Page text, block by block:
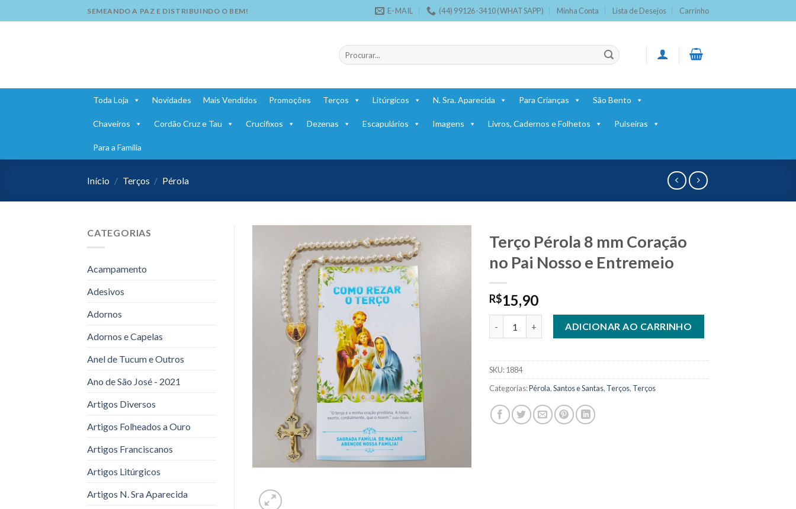
to
SEMEANDO A PAZ E DISTRIBUINDO O BEM! E-MAIL (44) 99126-3410 (WHATSAPP) Minha Conta Lista de Desejos Carrinho
Pesquisar
por:
Toda Loja Novidades Mais Vendidos Promoções Terços Litúrgicos N. Sra. Aparecida Para Crianças São Bento
Chaveiros Cordão Cruz e Tau Crucifixos Dezenas Escapulários Imagens Livros, Cadernos e Folhetos Pulseiras
Para a Família
Início / Terços / Pérola
CATEGORIAS
Acampamento
Adesivos
Adornos
Adornos e Capelas
Anel de Tucum e Outros
Ano de São José - 2021
Artigos Diversos
Artigos Folheados a Ouro
Artigos Franciscanos
Artigos Litúrgicos
Artigos N. Sra Aparecida
Terço Pérola 8 mm Coração
no Pai Nosso e Entremeio
R$15,90
ADICIONAR AO CARRINHO
SKU:1884
Categorias:Pérola,Santos e Santas, Terços, Terços